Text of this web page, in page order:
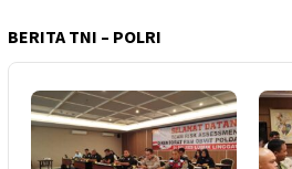
BERITA TNI – POLRI